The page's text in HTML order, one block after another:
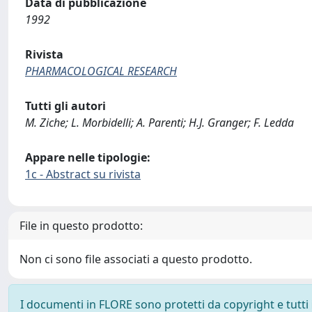
1992
Rivista
PHARMACOLOGICAL RESEARCH
Tutti gli autori
M. Ziche; L. Morbidelli; A. Parenti; H.J. Granger; F. Ledda
Appare nelle tipologie:
1c - Abstract su rivista
File in questo prodotto:
Non ci sono file associati a questo prodotto.
I documenti in FLORE sono protetti da copyright e